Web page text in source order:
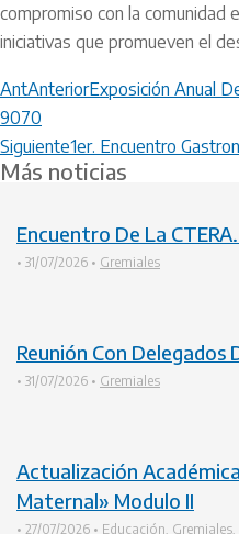
compromiso con la comunidad
iniciativas que promueven el
AntAnteriorExposición Anual
9070
Siguiente1er. Encuentro
Más noticias
Encuentro De La
• 31/07/2026 • Gremiales
Reunión Con
• 31/07/2026 • Gremiales
Actualización
Maternal» Modulo II
• 27/07/2026 • Educación Gremiales